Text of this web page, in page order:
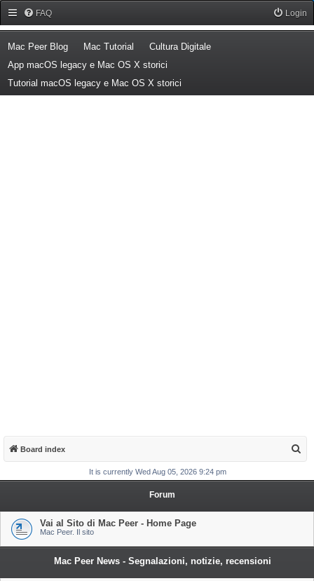
FAQ Login
Mac Peer Blog(Opens a new tab)
Mac Tutorial (Opens a new tab)
Cultura Digitale(Opens a new tab)
App macOS legacy e Mac OS X storici
Tutorial macOS legacy e Mac OS X storici
Board index
a
It is currently Wed Aug 05, 2026 9:24 pm
Forum
Vai al Sito di Mac Peer - Home Page
Mac Peer. Il sito
Mac Peer News - Segnalazioni, notizie, recensioni